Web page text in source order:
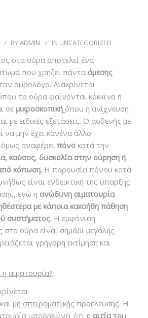
BYADMIN IN UNCATEGORIZED
στα ούρα αποτελεί ένα
που χρήζει πάντα άμεσης
ουρολόγο. Διακρίνεται
τα ούρα φαίνονται κόκκινα ή
σε μικροσκοπική όπου η ανίχνευση
με ειδικές εξετάσεις. Ο ασθενής με
να μην έχει κανένα άλλο
αναφέρει πόνο κατά την
καύσος, δυσκολία στην ούρηση ή
κόπωση. Η παρουσία πόνου κατά
είναι ενδεικτική της ύπαρξης
ενώ η ανώδυνη αιματουρία
με κάποια κακοήθη πάθηση
συστήματος. Η εμφάνιση
ούρα είναι σημάδι μεγάλης
γρήγορη εκτίμηση και
η αιματουρία?
και μη σπειραματικής προέλευσης. Η
υποδηλώνει ότι η αιτία του